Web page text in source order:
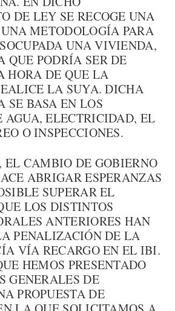
DE LEY SE RECOGE UNA
METODOLOGÍA PARA
UNA VIVIENDA,
QUE PODRÍA SER DE
DE QUE LA
LA SUYA. DICHA
SE BASA EN LOS
AGUA, ELECTRICIDAD, EL
O INSPECCIONES.
EL CAMBIO DE GOBIERNO
ABRIGAR ESPERANZAS
SUPERAR EL
LOS DISTINTOS
ANTERIORES HAN
PENALIZACIÓN DE LA
VÍA RECARGO EN EL IBI.
HEMOS PRESENTADO
GENERALES DE
PROPUESTA DE